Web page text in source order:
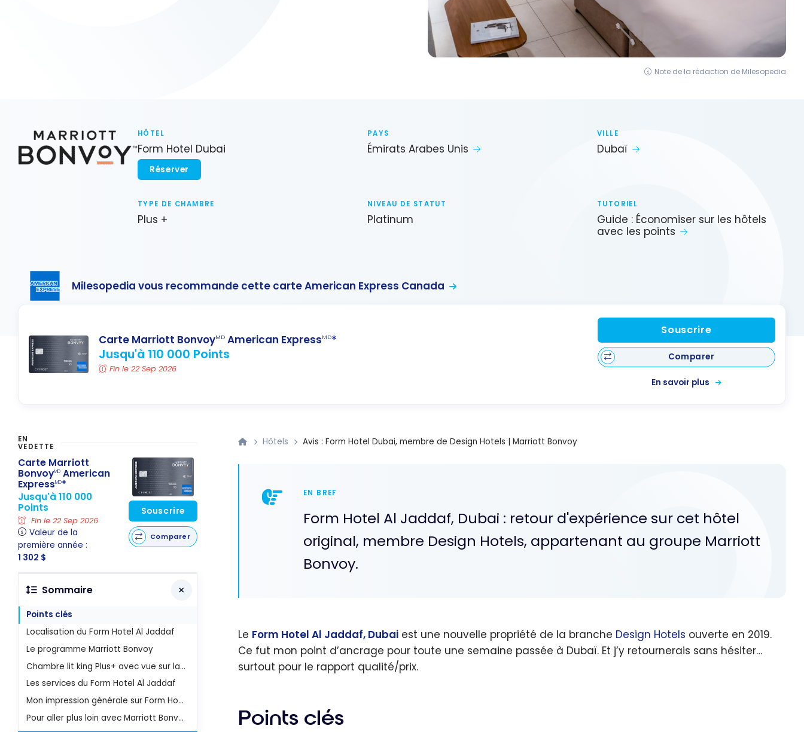
Note de la rédaction de Milesopedia
HÔTEL
Form Hotel Dubai
Réserver
PAYS
Émirats Arabes Unis
VILLE
Dubaï
TYPE DE CHAMBRE
Plus +
NIVEAU DE STATUT
Platinum
TUTORIEL
Guide : Économiser sur les hôtels
avec les points
Milesopedia vous recommande cette carte American Express Canada
Carte Marriott BonvoyMD American ExpressMD*
Jusqu'à 110 000 Points
Fin le 22 Sep 2026
Souscrire
Comparer
En savoir plus
Hôtels Avis : Form Hotel Dubai, membre de Design Hotels | Marriott Bonvoy
EN BREF
Form Hotel Al Jaddaf, Dubai : retour d'expérience sur cet hôtel
original, membre Design Hotels, appartenant au groupe Marriott
Bonvoy.
Le Form Hotel Al Jaddaf, Dubai est une nouvelle propriété de la branche Design Hotels ouverte en 2019.
Ce fut mon point d’ancrage pour toute une semaine passée à Dubaï. Et j’y retournerais sans hésiter…
surtout pour le rapport qualité/prix.
Points clés
EN
VEDETTE
Carte Marriott
BonvoyMD American
ExpressMD*
Jusqu'à 110 000
Points
Fin le 22 Sep 2026
Valeur de la
première année :
1 302 $
Souscrire
Comparer
Sommaire
Points clés
Localisation du Form Hotel Al Jaddaf
Le programme Marriott Bonvoy
Chambre lit king Plus+ avec vue sur la ville
Les services du Form Hotel Al Jaddaf
Mon impression générale sur Form Hotel Al Jaddaf
Pour aller plus loin avec Marriott Bonvoy